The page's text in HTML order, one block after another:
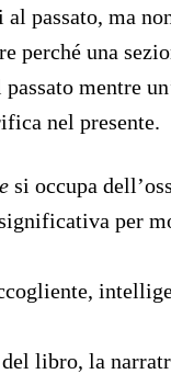
al passato, ma
perché una
mentre
nel presente.
si occupa
per
libro, la